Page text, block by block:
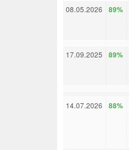
08.05.2026 89%
17.09.2025 89%
14.07.2026 88%